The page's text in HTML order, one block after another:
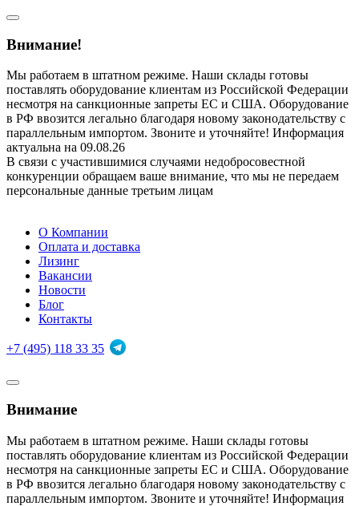
Внимание!
Мы работаем в штатном режиме. Наши склады готовы
поставлять оборудование клиентам из Российской Федерации
несмотря на санкционные запреты ЕС и США. Оборудование
в РФ ввозится легально благодаря новому законодательству с
параллельным импортом. Звоните и уточняйте! Информация
актуальна на 09.08.26
В связи с участившимися случаями недобросовестной
конкуренции обращаем ваше внимание, что мы не передаем
персональные данные третьим лицам
О Компании
Оплата и доставка
Лизинг
Вакансии
Новости
Блог
Контакты
+7 (495) 118 33 35
Внимание
Мы работаем в штатном режиме. Наши склады готовы
поставлять оборудование клиентам из Российской Федерации
несмотря на санкционные запреты ЕС и США. Оборудование
в РФ ввозится легально благодаря новому законодательству с
параллельным импортом. Звоните и уточняйте! Информация